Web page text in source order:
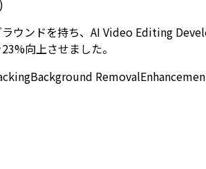
ウンドを持ち、AI Video Editing
向上させました。
Background Removal